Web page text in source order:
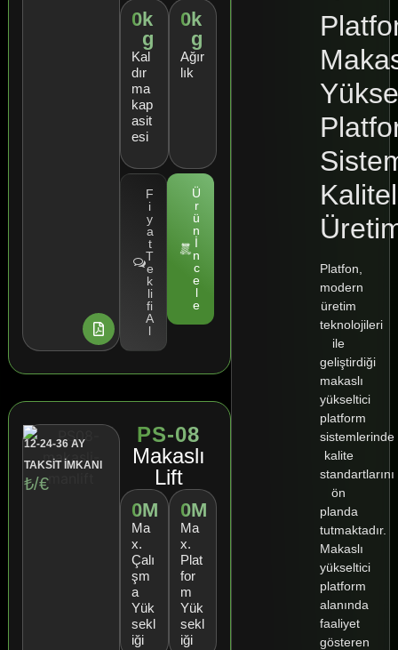
0k
g
Kal
dır
ma
kap
asit
esi
0k
g
Ağır
lık
F
i
y
a
t
T
e
k
li
fi
A
l
Ü
r
ü
n
İ
n
c
e
l
e
12-24-36 AY
TAKSİT İMKANI
₺/€
PS-08
Makaslı
Lift
0M
Ma
x.
Çalı
şm
a
Yük
sekl
iği
0M
Ma
x.
Plat
for
m
Yük
sekl
iği
Platfon,
modern
üretim
teknolojileri
ile
geliştirdiği
makaslı
yükseltici
platform
sistemlerinde
kalite
standartlarını
ön
planda
tutmaktadır.
Makaslı
yükseltici
platform
alanında
faaliyet
gösteren